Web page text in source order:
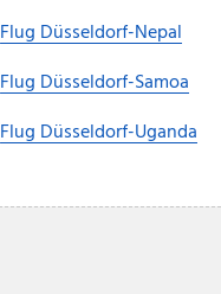
Flug Düsseldorf-Nepal
Flug Düsseldorf-Samoa
Flug Düsseldorf-Uganda